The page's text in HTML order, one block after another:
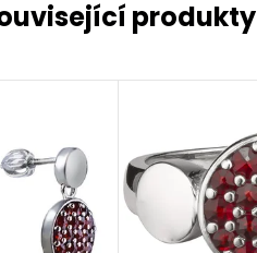
produkty